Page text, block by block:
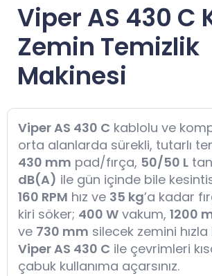
Viper AS 430 C
Zemin Temizlik
Makinesi
Viper AS 430 C kablolu ve
orta alanlarda sürekli, tutarlı
430 mm pad/fırça, 50/50 L
dB(A) ile gün içinde bile
160 RPM hız ve 35 kg’a kadar
kiri söker; 400 W vakum, 1200
ve 730 mm silecek zemini
Viper AS 430 C ile çevrimleri
çabuk kullanıma açarsınız.